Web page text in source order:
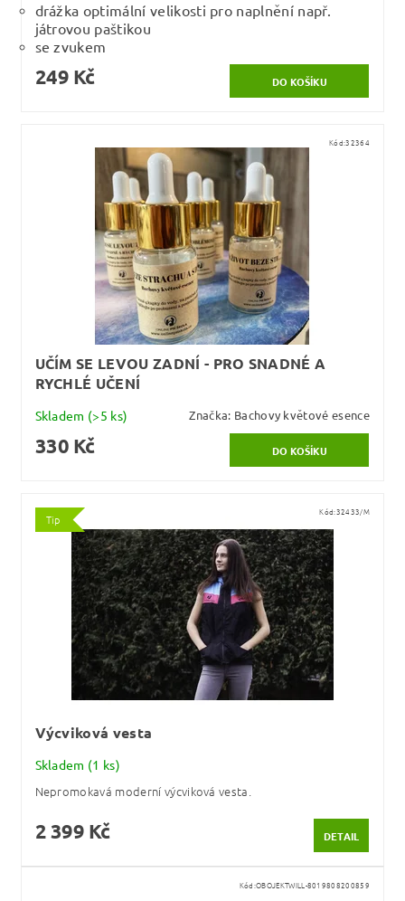
drážka optimální velikosti pro naplnění např.
játrovou paštikou
se zvukem
249 Kč
Kód:32364
UČÍM SE LEVOU ZADNÍ - PRO SNADNÉ A
RYCHLÉ UČENÍ
Skladem (>5 ks) Značka: Bachovy květové esence
330 Kč
Tip
Kód:32433/M
Výcviková vesta
Skladem (1 ks)
Nepromokavá moderní výcviková vesta.
2 399 Kč DETAIL
Kód:OBOJEKTWILL-8019808200859